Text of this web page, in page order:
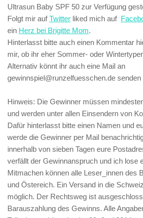
Ultrasun Baby SPF 50 zur Verfügung
Folgt mir aufTwitter liked mich auf
ein Herz bei Brigitte Mom.
Hinterlasst bitte auch einen Kommentar
mir, ob ihr eher Sommer- oder
Alternativ könnt ihr auch eine Mail an
gewinnspiel@runzelfuesschen.de senden
Hinweis: Die Gewinner müssen
und werden unter allen Einsendern von
Dafür hinterlasst bitte einen Namen und
werde die Gewinner per Mail
innerhalb von sieben Tagen eure
verfällt der Gewinnanspruch und ich lose
Mitmachen können alle Leser_innen des
und Östereich. Ein Versand in die
möglich. Der Rechtsweg ist
Barauszahlung des Gewinns. Alle